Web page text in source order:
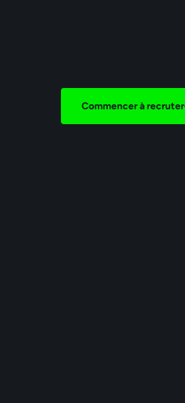
Commencer à recruter